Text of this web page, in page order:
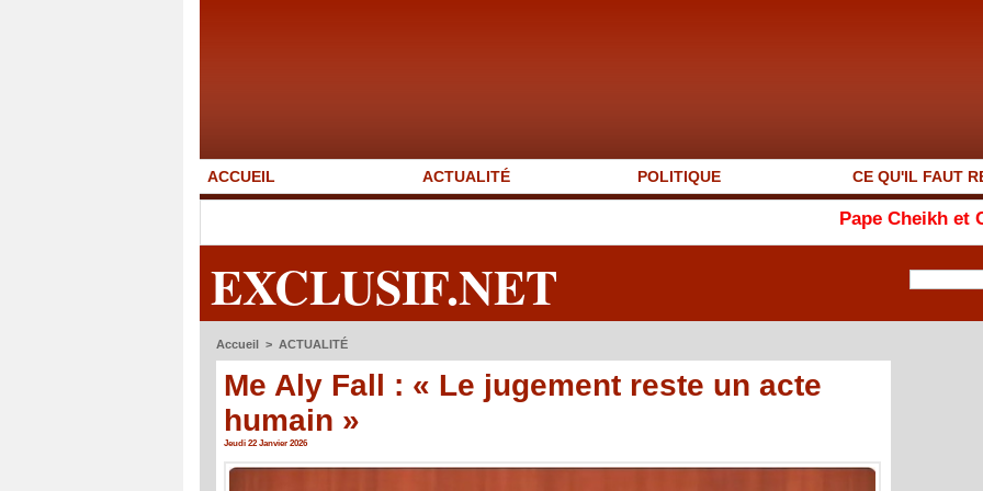
ACCUEIL ACTUALITÉ POLITIQUE CE QU'IL FAUT
Pape Cheikh et Cie : le juge
EXCLUSIF.NET
Accueil > ACTUALITÉ
Me Aly Fall : « Le jugement reste un acte
humain »
Jeudi 22 Janvier 2026